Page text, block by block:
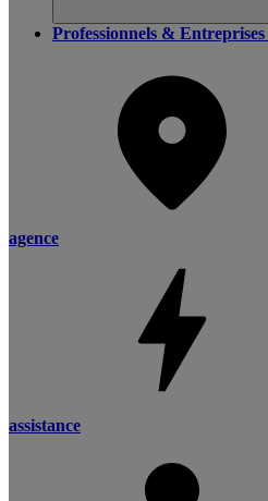
Professionnels & Entreprises
agence
assistance